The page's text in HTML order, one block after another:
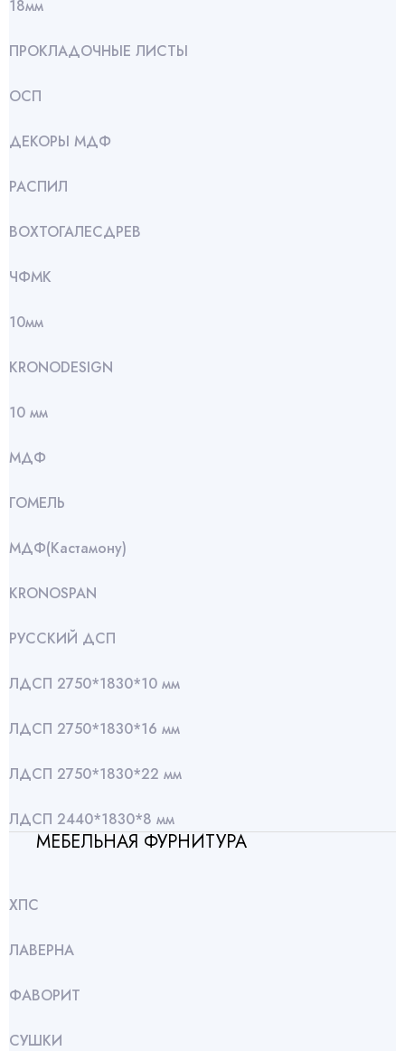
18мм
ПРОКЛАДОЧНЫЕ ЛИСТЫ
ОСП
ДЕКОРЫ МДФ
РАСПИЛ
ВОХТОГАЛЕСДРЕВ
ЧФМК
10мм
KRONODESIGN
10 мм
МДФ
ГОМЕЛЬ
МДФ(Кастамону)
KRONOSPAN
РУССКИЙ ДСП
ЛДСП 2750*1830*10 мм
ЛДСП 2750*1830*16 мм
ЛДСП 2750*1830*22 мм
ЛДСП 2440*1830*8 мм
МЕБЕЛЬНАЯ ФУРНИТУРА
ХПС
ЛАВЕРНА
ФАВОРИТ
СУШКИ